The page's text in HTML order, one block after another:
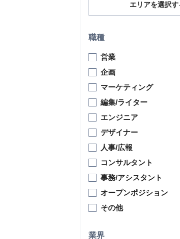
エリアを選択す
職種
営業
企画
マーケティング
編集/ライター
エンジニア
デザイナー
人事/広報
コンサルタント
事務/アシスタント
オープンポジション
その他
業界